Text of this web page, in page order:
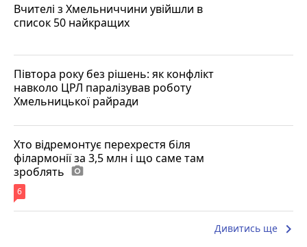
Вчителі з Хмельниччини увійшли в
список 50 найкращих
Півтора року без рішень: як конфлікт
навколо ЦРЛ паралізував роботу
Хмельницької райради
Хто відремонтує перехрестя біля
філармонії за 3,5 млн і що саме там
зроблять photo_camera
6
Дивитись ще keyboard_arrow_right